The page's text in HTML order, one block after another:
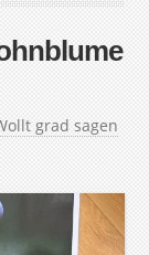
grad sagen